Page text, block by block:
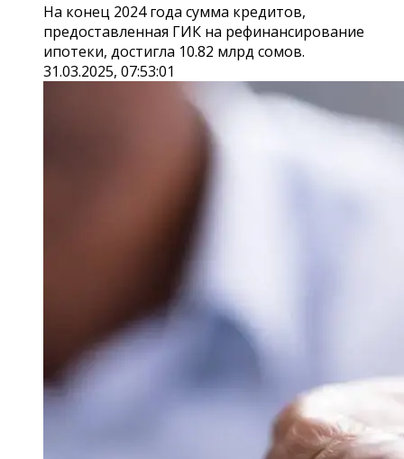
На конец 2024 года сумма кредитов,
предоставленная ГИК на рефинансирование
ипотеки, достигла 10.82 млрд сомов.
31.03.2025, 07:53:01